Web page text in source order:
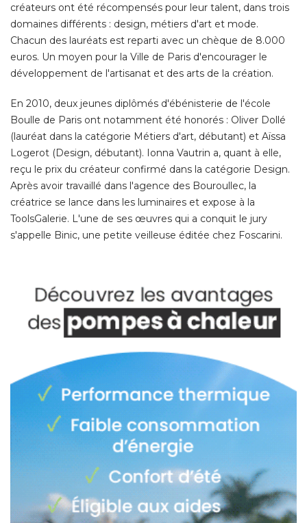
créateurs ont été récompensés pour leur talent, dans trois
domaines différents : design, métiers d'art et mode.
Chacun des lauréats est reparti avec un chèque de 8.000
euros. Un moyen pour la Ville de Paris d'encourager le
développement de l'artisanat et des arts de la création.
En 2010, deux jeunes diplômés d'ébénisterie de l'école
Boulle de Paris ont notamment été honorés : Oliver Dollé
(lauréat dans la catégorie Métiers d'art, débutant) et Aïssa
Logerot (Design, débutant). Ionna Vautrin a, quant à elle,
reçu le prix du créateur confirmé dans la catégorie Design.
Après avoir travaillé dans l'agence des Bouroullec, la
créatrice se lance dans les luminaires et expose à la
ToolsGalerie. L'une de ses œuvres qui a conquit le jury
s'appelle Binic, une petite veilleuse éditée chez Foscarini.